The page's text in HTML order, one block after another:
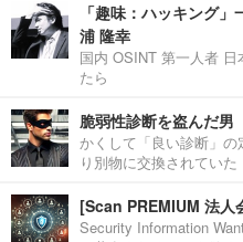
「趣味：ハッキング
浦 隆幸
国内 OSINT 第一人者
たら
脆弱性診断を盗んだ男
かくして「良い診断」
り別物に交換されていた
[Scan PREMIUM 法人
Security Information